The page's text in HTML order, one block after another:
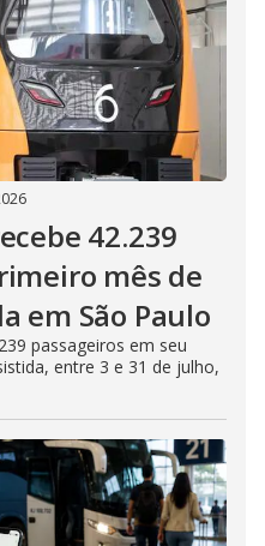
42.239
mês de
em São Paulo
passageiros em seu
entre 3 e 31 de julho,